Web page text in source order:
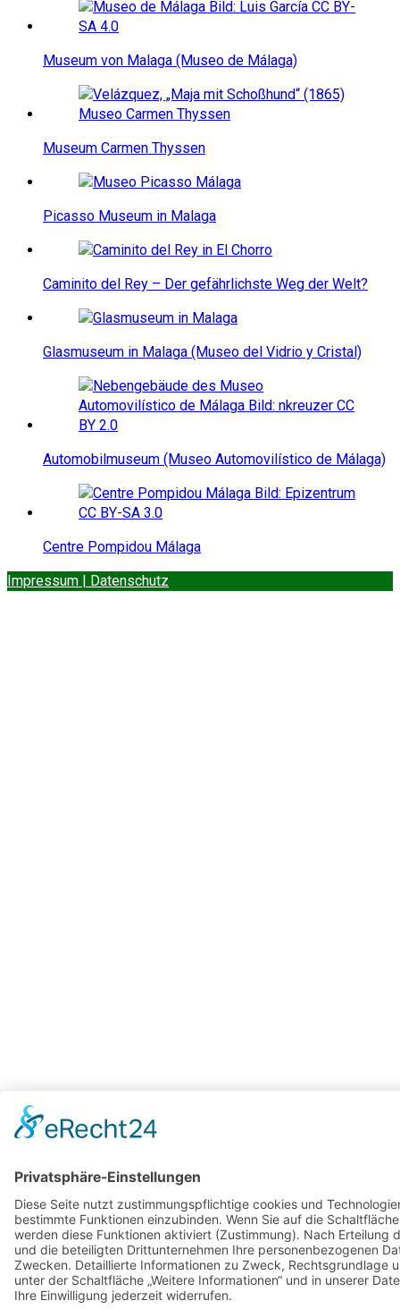
Museum von Malaga (Museo de Málaga)
Museum Carmen Thyssen
Picasso Museum in Malaga
Caminito del Rey – Der gefährlichste Weg der Welt?
Glasmuseum in Malaga (Museo del Vidrio y Cristal)
Automobilmuseum (Museo Automovilístico de Málaga)
Centre Pompidou Málaga
Impressum | Datenschutz